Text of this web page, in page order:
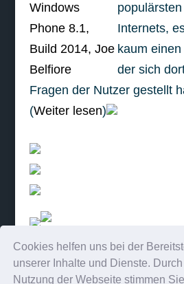
Cookies helfen uns bei der
unserer Inhalte und Dienste.
Nutzung der Webseite stimmen
Internets,
kaum
der sich
Fragen der Nutzer gestellt
(Weiter lesen)
weiterlesen